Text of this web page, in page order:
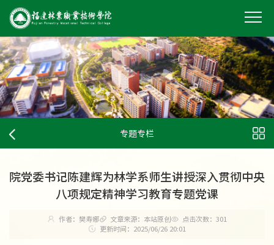
专题专栏
院党委书记陈建辉为林学系师生讲授深入贯彻中央
八项规定精神学习教育专题党课
作者：樊寿娜 文章来源：本站原创 点击次数： 301
更新时间：2025/06/26 20:01